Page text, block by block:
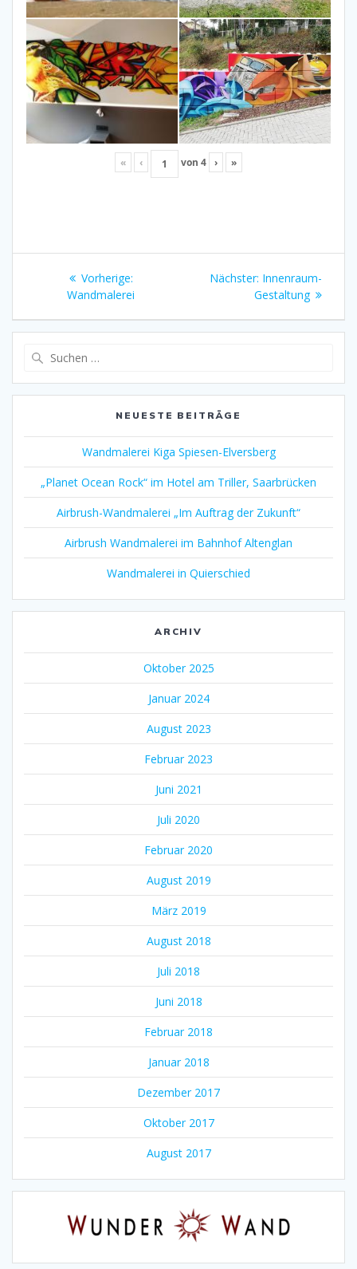
« ‹ von 4 › »
Beitragsnavigation
Vorherige:Vorheriger
Beitrag:
Wandmalerei
Nächster: Nächster
Beitrag:
Innenraum-
Gestaltung
NEUESTE BEITRÄGE
Wandmalerei Kiga Spiesen-Elversberg
„Planet Ocean Rock“ im Hotel am Triller, Saarbrücken
Airbrush-Wandmalerei „Im Auftrag der Zukunft“
Airbrush Wandmalerei im Bahnhof Altenglan
Wandmalerei in Quierschied
ARCHIV
Oktober 2025
Januar 2024
August 2023
Februar 2023
Juni 2021
Juli 2020
Februar 2020
August 2019
März 2019
August 2018
Juli 2018
Juni 2018
Februar 2018
Januar 2018
Dezember 2017
Oktober 2017
August 2017